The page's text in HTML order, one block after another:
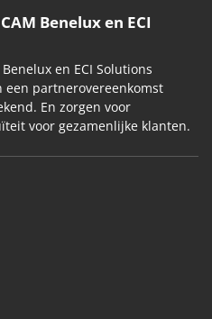
Benelux en ECI
Benelux en ECI Solutions
een partnerovereenkomst
En zorgen voor
voor gezamenlijke klanten.